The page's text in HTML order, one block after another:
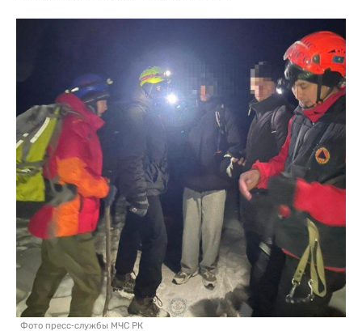
Фото пресс-службы МЧС РК